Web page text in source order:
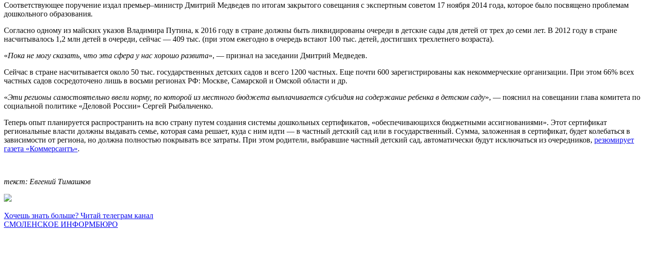
Соответствующее поручение издал премьер–министр Дмитрий Медведев по итогам закрытого совещания с экспертным советом 17 ноября 2014 года, которое было посвящено проблемам
дошкольного образования.
Согласно одному из майских указов Владимира Путина, к 2016 году в стране должны быть ликвидированы очереди в детские сады для детей от трех до семи лет. В 2012 году в стране
насчитывалось 1,2 млн детей в очереди, сейчас — 409 тыс. (при этом ежегодно в очередь встают 100 тыс. детей, достигших трехлетнего возраста).
«Пока не могу сказать, что эта сфера у нас хорошо развита», — признал на заседании Дмитрий Медведев.
Сейчас в стране насчитывается около 50 тыс. государственных детских садов и всего 1200 частных. Еще почти 600 зарегистрированы как некоммерческие организации. При этом 66% всех
частных садов сосредоточено лишь в восьми регионах РФ: Москве, Самарской и Омской области и др.
«Эти регионы самостоятельно ввели норму, по которой из местного бюджета выплачивается субсидия на содержание ребенка в детском саду», — пояснил на совещании глава комитета по
социальной политике «Деловой России» Сергей Рыбальченко.
Теперь опыт планируется распространить на всю страну путем создания системы дошкольных сертификатов, «обеспечивающихся бюджетными ассигнованиями». Этот сертификат
региональные власти должны выдавать семье, которая сама решает, куда с ним идти — в частный детский сад или в государственный. Сумма, заложенная в сертификат, будет колебаться в
зависимости от региона, но должна полностью покрывать все затраты. При этом родители, выбравшие частный детский сад, автоматически будут исключаться из очередников, резюмирует
газета «Коммерсантъ».
текст: Евгений Тимашков
Хочешь знать больше? Читай телеграм канал
СМОЛЕНСКОЕ ИНФОРМБЮРО